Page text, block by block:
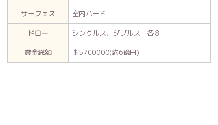
サーフェス
室内ハード
ドロー
シングルス、ダブルス 各８
賞金総額
＄5700000(約6億円)